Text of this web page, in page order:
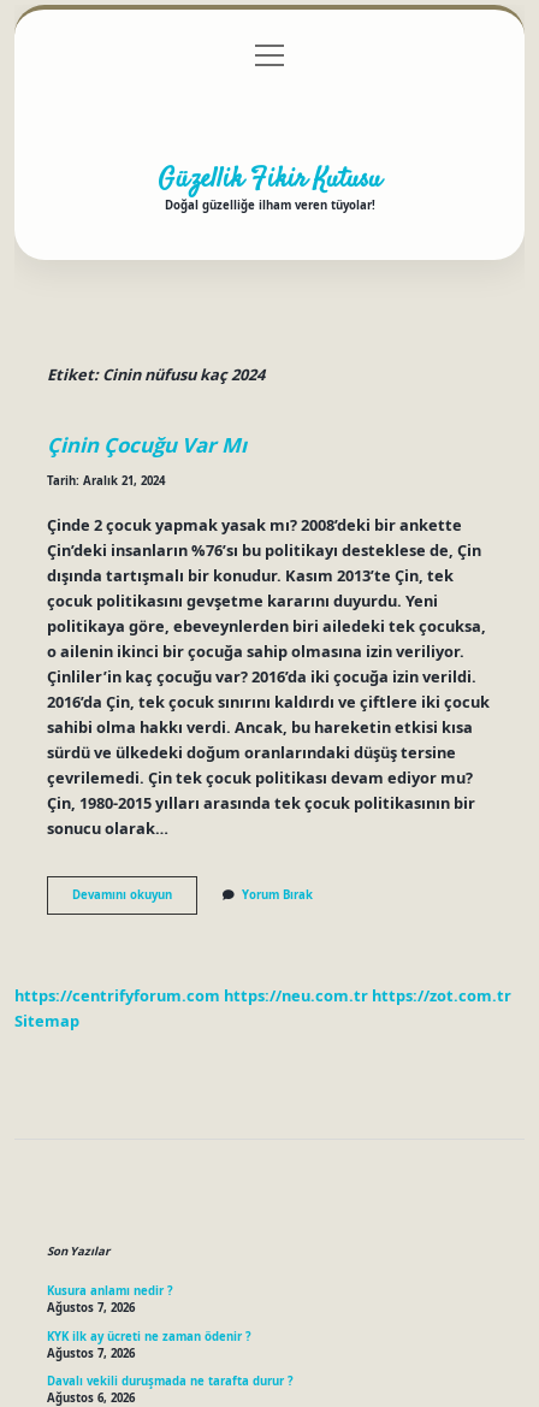
Gizlilik Politikası
menüyü
aç
Güzellik Fikir Kutusu
Doğal güzelliğe ilham veren tüyolar!
Etiket:Cinin nüfusu kaç 2024
Çinin Çocuğu Var Mı
Tarih: Aralık 21, 2024
Çinde 2 çocuk yapmak yasak mı? 2008’deki bir ankette
Çin’deki insanların %76’sı bu politikayı desteklese de, Çin
dışında tartışmalı bir konudur. Kasım 2013’te Çin, tek
çocuk politikasını gevşetme kararını duyurdu. Yeni
politikaya göre, ebeveynlerden biri ailedeki tek çocuksa,
o ailenin ikinci bir çocuğa sahip olmasına izin veriliyor.
Çinliler’in kaç çocuğu var? 2016’da iki çocuğa izin verildi.
2016’da Çin, tek çocuk sınırını kaldırdı ve çiftlere iki çocuk
sahibi olma hakkı verdi. Ancak, bu hareketin etkisi kısa
sürdü ve ülkedeki doğum oranlarındaki düşüş tersine
çevrilemedi. Çin tek çocuk politikası devam ediyor mu?
Çin, 1980-2015 yılları arasında tek çocuk politikasının bir
sonucu olarak…
Devamını okuyunÇinin
Çocuğu
Yorum Bırak
https://centrifyforum.com https://neu.com.tr https://zot.com.tr
Sitemap
Son Yazılar
Kusura anlamı nedir ?
Ağustos 7, 2026
KYK ilk ay ücreti ne zaman ödenir ?
Ağustos 7, 2026
Davalı vekili duruşmada ne tarafta durur ?
Ağustos 6, 2026